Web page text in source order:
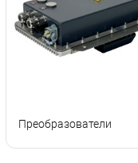
Преобразователи